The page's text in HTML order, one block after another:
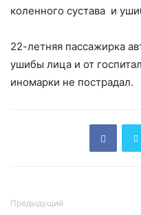
коленного сустава и
22-летняя пассажирка
ушибы лица и от
иномарки не пострадал.
Предыдущий